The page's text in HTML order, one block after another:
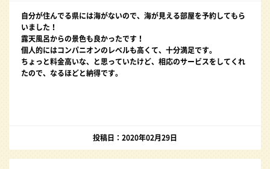
自分が住んでる県には海がないので、海が見える部屋を予約してもら
いました！
露天風呂からの景色も良かったです！
個人的にはコンパニオンのレベルも高くて、十分満足です。
ちょっと料金高いな、と思っていたけど、相応のサービスをしてくれ
たので、なるほどと納得です。
投稿日：2020年02月29日